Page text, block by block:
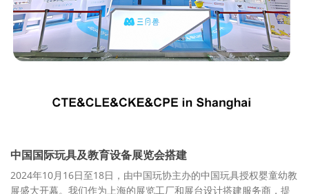
中国国际玩具及教育设备展览会搭建
2024年10月16日至18日，由中国玩协主办的中国玩具授权婴童幼教
展盛大开幕。我们作为上海的展览工厂和展台设计搭建服务商，提